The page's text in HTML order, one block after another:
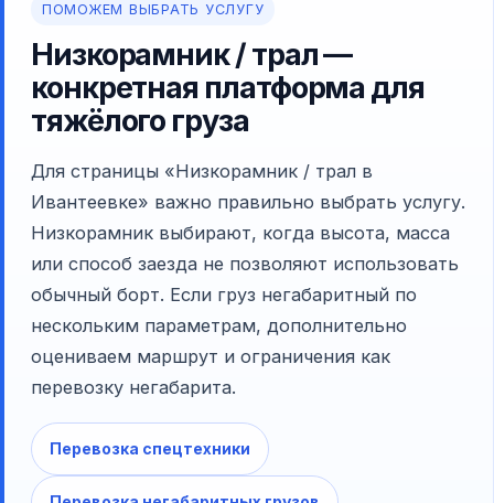
ПОМОЖЕМ ВЫБРАТЬ УСЛУГУ
Низкорамник / трал —
конкретная платформа для
тяжёлого груза
Для страницы «Низкорамник / трал в
Ивантеевке» важно правильно выбрать услугу.
Низкорамник выбирают, когда высота, масса
или способ заезда не позволяют использовать
обычный борт. Если груз негабаритный по
нескольким параметрам, дополнительно
оцениваем маршрут и ограничения как
перевозку негабарита.
Перевозка спецтехники